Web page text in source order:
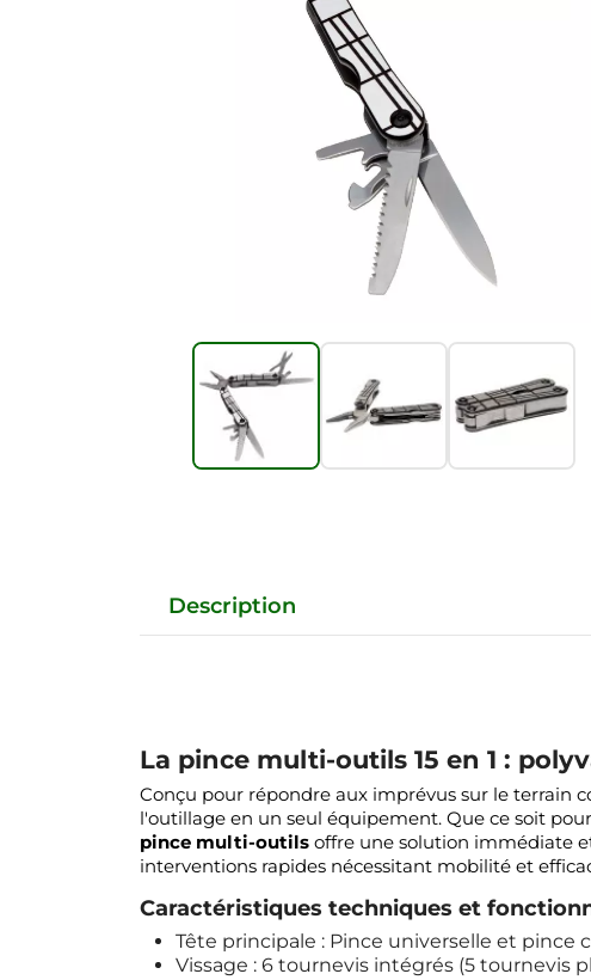
Description
La pince multi-outils 15 en 1 :
Conçu pour répondre aux imprévus sur le terrain
l'outillage en un seul équipement. Que ce soit
pince multi-outils offre une solution immédiate
interventions rapides nécessitant mobilité et
Caractéristiques techniques et
Tête principale : Pince universelle et pince
Vissage : 6 tournevis intégrés (5 tournevis